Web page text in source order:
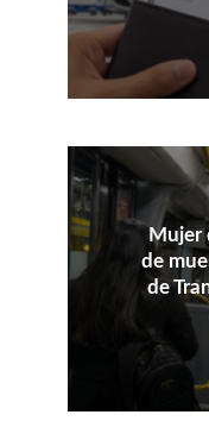
Mujer
de
de